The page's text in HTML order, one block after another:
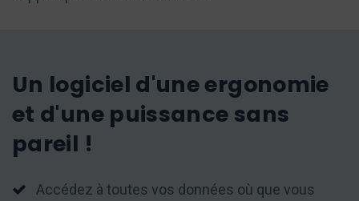
Un logiciel d'une ergonomie
et d'une puissance sans
pareil !
Accédez à toutes vos données où que vous